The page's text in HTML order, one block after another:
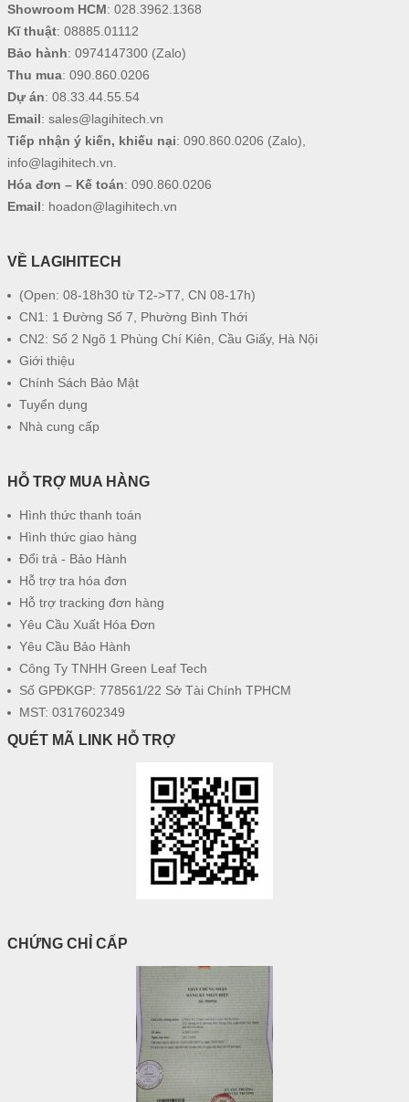
Showroom HCM: 028.3962.1368
Kĩ thuật: 08885.01112
Bảo hành: 0974147300(Zalo)
Thu mua: 090.860.0206
Dự án: 08.33.44.55.54
Email: sales@lagihitech.vn
Tiếp nhận ý kiến, khiếu nại: 090.860.0206 (Zalo),
info@lagihitech.vn
Hóa đơn – Kế toán: 090.860.0206
Email: hoadon@lagihitech.vn
VỀ LAGIHITECH
(Open: 08-18h30 từ T2->T7, CN 08-17h)
CN1: 1 Đường Số 7, Phường Bình Thới
CN2: Số 2 Ngõ 1 Phùng Chí Kiên, Cầu Giấy, Hà Nội
Giới thiệu
Chính Sách Bảo Mật
Tuyển dụng
Nhà cung cấp
HỖ TRỢ MUA HÀNG
Hình thức thanh toán
Hình thức giao hàng
Đổi trả - Bảo Hành
Hỗ trợ tra hóa đơn
Hỗ trợ tracking đơn hàng
Yêu Cầu Xuất Hóa Đơn
Yêu Cầu Bảo Hành
Công Ty TNHH Green Leaf Tech
Số GPĐKGP: 778561/22 Sở Tài Chính TPHCM
MST: 0317602349
QUÉT MÃ LINK HỖ TRỢ
CHỨNG CHỈ CẤP